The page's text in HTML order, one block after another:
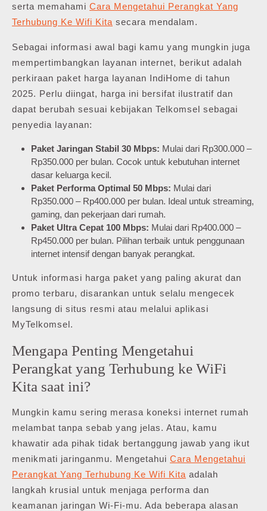
serta memahami Cara Mengetahui Perangkat Yang
Terhubung Ke Wifi Kita secara mendalam.
Sebagai informasi awal bagi kamu yang mungkin juga
mempertimbangkan layanan internet, berikut adalah
perkiraan paket harga layanan IndiHome di tahun
2025. Perlu diingat, harga ini bersifat ilustratif dan
dapat berubah sesuai kebijakan Telkomsel sebagai
penyedia layanan:
Paket Jaringan Stabil 30 Mbps: Mulai dari Rp300.000 –
Rp350.000 per bulan. Cocok untuk kebutuhan internet
dasar keluarga kecil.
Paket Performa Optimal 50 Mbps: Mulai dari
Rp350.000 – Rp400.000 per bulan. Ideal untuk streaming,
gaming, dan pekerjaan dari rumah.
Paket Ultra Cepat 100 Mbps: Mulai dari Rp400.000 –
Rp450.000 per bulan. Pilihan terbaik untuk penggunaan
internet intensif dengan banyak perangkat.
Untuk informasi harga paket yang paling akurat dan
promo terbaru, disarankan untuk selalu mengecek
langsung di situs resmi atau melalui aplikasi
MyTelkomsel.
Mengapa Penting Mengetahui
Perangkat yang Terhubung ke WiFi
Kita saat ini?
Mungkin kamu sering merasa koneksi internet rumah
melambat tanpa sebab yang jelas. Atau, kamu
khawatir ada pihak tidak bertanggung jawab yang ikut
menikmati jaringanmu. Mengetahui Cara Mengetahui
Perangkat Yang Terhubung Ke Wifi Kita adalah
langkah krusial untuk menjaga performa dan
keamanan jaringan Wi-Fi-mu. Ada beberapa alasan